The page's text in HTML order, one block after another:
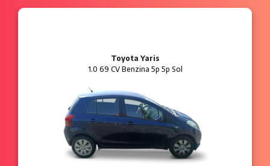
Ford Ka
1.2 8V 69 CV Benzina 3p Plus